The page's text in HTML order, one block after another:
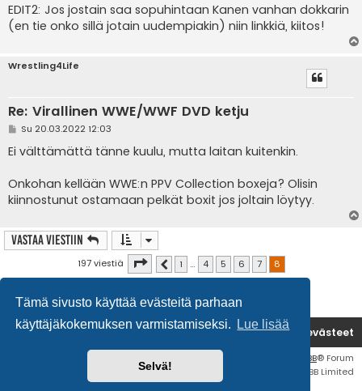
Tämä sivusto käyttää evästeitä parhaan
käyttäjäkokemuksen varmistamiseksi.
Lue lisää
Selvä!
EDIT2: Jos jostain saa sopuhintaan Kanen vanhan dokkarin
(en tie onko sillä jotain uudempiakin) niin linkkiä, kiitos!
Wrestling4Life
Re: Virallinen WWE/WWF DVD ketju
V
e
s
i
Su 20.03.2022 12:03
Ei välttämättä tänne kuulu, mutta laitan kuitenkin.
Onkohan kellään WWE:n PPV Collection boxeja? Olisin
kiinnostunut ostamaan pelkät boxit jos joltain löytyy.
Vastaa Viestiin
197 viestiä Sivu 8
Edellinen
1 … 4 5 6 7 8
Etusivu Poista evästeet
phpBB® Forum
Software © phpBB Limited